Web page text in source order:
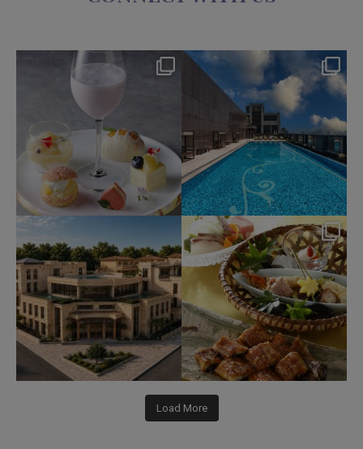
okura_hotels
okura_hotels
211
Jul 31
340 3
okura_hotels
Jul 25
417 3
Load More